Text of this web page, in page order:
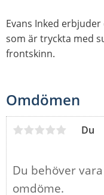
Evans Inked
som är tryckta med
frontskinn.
Omdömen
Du